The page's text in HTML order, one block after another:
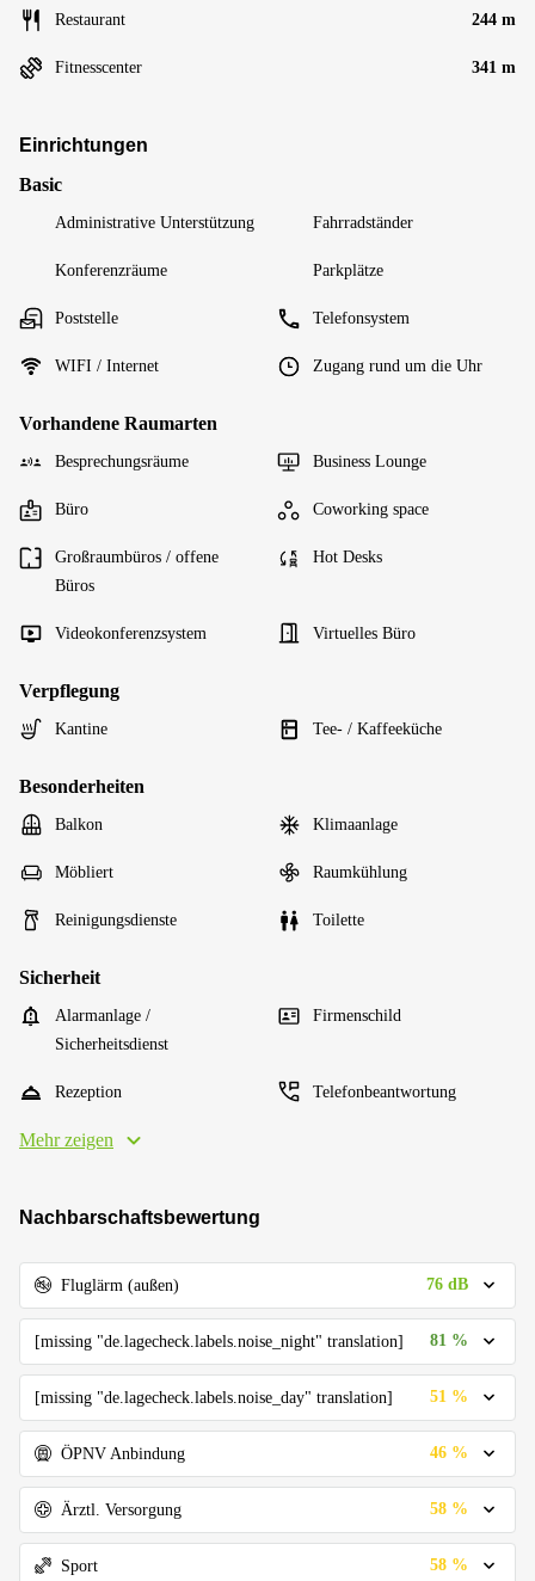
Restaurant 244 m
Fitnesscenter 341 m
Einrichtungen
Basic
Administrative Unterstützung Fahrradständer
Konferenzräume Parkplätze
Poststelle Telefonsystem
WIFI / Internet Zugang rund um die Uhr
Vorhandene Raumarten
Besprechungsräume Business Lounge
Büro Coworking space
Großraumbüros / offene
Büros
Hot Desks
Videokonferenzsystem Virtuelles Büro
Verpflegung
Kantine Tee- / Kaffeeküche
Besonderheiten
Balkon Klimaanlage
Möbliert Raumkühlung
Reinigungsdienste Toilette
Sicherheit
Alarmanlage /
Sicherheitsdienst
Firmenschild
Rezeption Telefonbeantwortung
Mehr zeigen
Nachbarschaftsbewertung
Fluglärm (außen) 76 dB
[missing "de.lagecheck.labels.noise_night" translation] 81 %
[missing "de.lagecheck.labels.noise_day" translation] 51 %
ÖPNV Anbindung 46 %
Ärztl. Versorgung 58 %
Sport 58 %